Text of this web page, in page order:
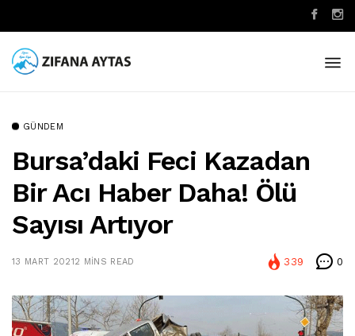
GÜNDEM
Bursa’daki Feci Kazadan
Bir Acı Haber Daha! Ölü
Sayısı Artıyor
13 MART 20212 MINS READ 339 0